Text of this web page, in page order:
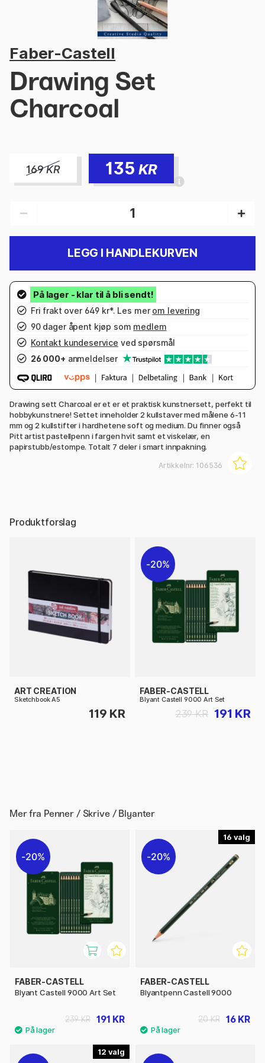
Faber-Castell
Drawing Set
Charcoal
169KR 135 KR
LEGG I HANDLEKURVEN
Fri frakt over 649 kr*. Les mer om levering
90 dager åpent kjøp som medlem
Kontakt kundeservice ved spørsmål
26 000+ anmeldelser
Drawing sett Charcoal er et er et praktisk kunstnersett, perfekt til
hobbykunstnere! Settet inneholder 2 kullstaver med målene 6-11
mm og 2 kullstifter i hardhetene soft og medium. Du finner også
Pitt artist pastellpenn i fargen hvit samt et viskelær, en
papirstubb/estompe. Totalt 7 deler i smart innpakning.
Artikkelnr: 106536
Produktforslag
ART CREATION
Sketchbook A5
119 KR
20%
FABER-CASTELL
Blyant Castell 9000 Art Set
191 KR
239 KR
Mer fra Penner / Skrive / Blyanter
20%
FABER-CASTELL
Blyant Castell 9000 Art Set
191 KR
239 KR
16
20%
FABER-CASTELL
Blyantpenn Castell 9000
16 KR
20 KR
12